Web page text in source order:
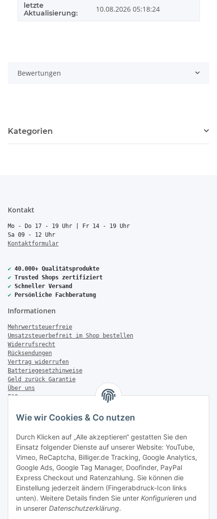
Wie wir Cookies & Co nutzen
Durch Klicken auf „Alle akzeptieren“ gestatten Sie den
Einsatz folgender Dienste auf unserer Website: YouTube,
Vimeo, ReCaptcha, Billiger.de Tracking, Google Analytics,
Google Ads, Google Tag Manager, Doofinder, PayPal
Express Checkout und Ratenzahlung. Sie können die
Einstellung jederzeit ändern (Fingerabdruck-Icon links
unten). Weitere Details finden Sie unter Konfigurieren und
in unserer Datenschutzerklärung.
letzte
Aktualisierung:
10.08.2026 05:18:24
Bewertungen
Kategorien
Kontakt
Mo - Do 17 - 19 Uhr | Fr 14 - 19 Uhr
Sa 09 - 12 Uhr
Kontaktformular
✔ 40.000+ Qualitätsprodukte
✔ Trusted Shops zertifiziert
✔ Schneller Versand
✔ Persönliche Fachberatung
Informationen
Mehrwertsteuerfreie
Umsatzsteuerbefreit im Shop bestellen
Widerrufsrecht
Rücksendungen
Vertrag widerrufen
Batteriegesetzhinweise
Geld zurück Garantie
Über uns
FAQ
Zahlung & Versand
Versandinformationen
Sonstiges